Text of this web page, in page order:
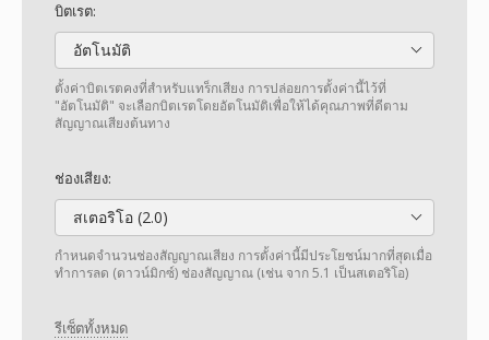
บิตเรต:
อัตโนมัติ
ตั้งค่าบิตเรตคงที่สำหรับแทร็กเสียง การปล่อยการตั้งค่านี้ไว้ที่
"อัตโนมัติ" จะเลือกบิตเรตโดยอัตโนมัติเพื่อให้ได้คุณภาพที่ดีตาม
สัญญาณเสียงต้นทาง
ช่องเสียง:
สเตอริโอ (2.0)
กำหนดจำนวนช่องสัญญาณเสียง การตั้งค่านี้มีประโยชน์มากที่สุดเมื่อ
ทำการลด (ดาวน์มิกซ์) ช่องสัญญาณ (เช่น จาก 5.1 เป็นสเตอริโอ)
รีเซ็ตทั้งหมด